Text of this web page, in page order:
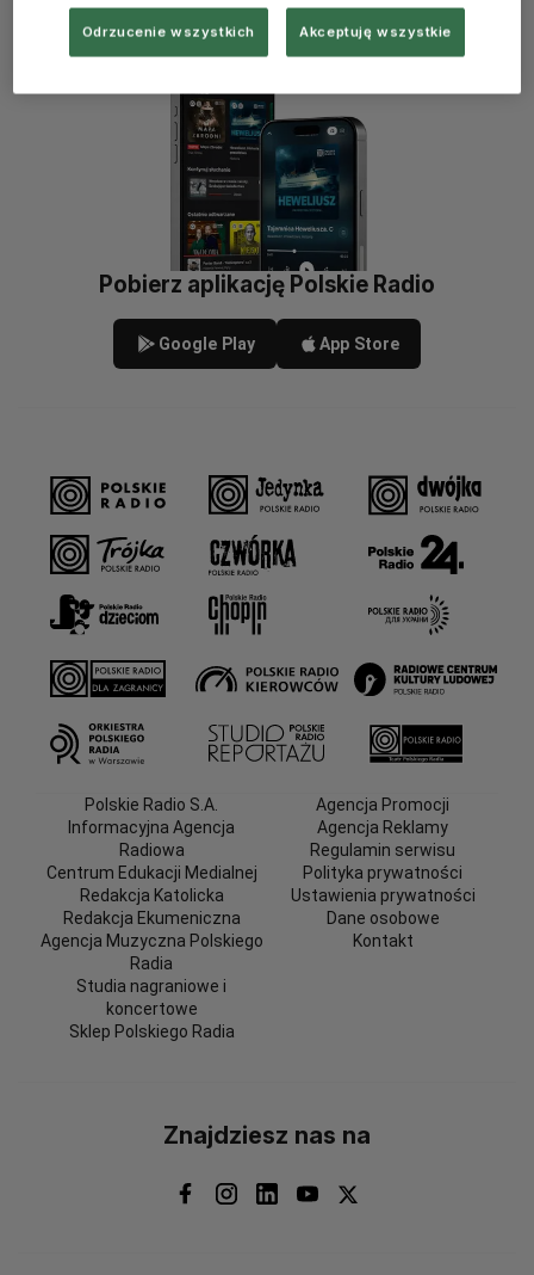
Pobierz aplikację Polskie Radio
Google Play App Store
Polskie Radio S.A.
Informacyjna Agencja
Radiowa
Centrum Edukacji Medialnej
Redakcja Katolicka
Redakcja Ekumeniczna
Agencja Muzyczna Polskiego
Radia
Studia nagraniowe i
koncertowe
Sklep Polskiego Radia
Agencja Promocji
Agencja Reklamy
Regulamin serwisu
Polityka prywatności
Ustawienia prywatności
Dane osobowe
Kontakt
Znajdziesz nas na
Odrzucenie wszystkich Akceptuję wszystkie